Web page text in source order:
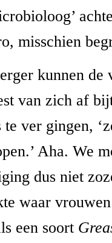
misschien
kunnen de
van zich af
ver gingen, ‘
Aha. We
dus niet
waar
een soort